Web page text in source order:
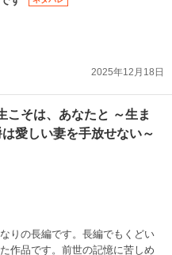
2025年12月18日
こそは、あなたと ～生ま
愛しい妻を手放せない～
りの長編です。長編でもくどい
作品です。前世の記憶に苦しめ